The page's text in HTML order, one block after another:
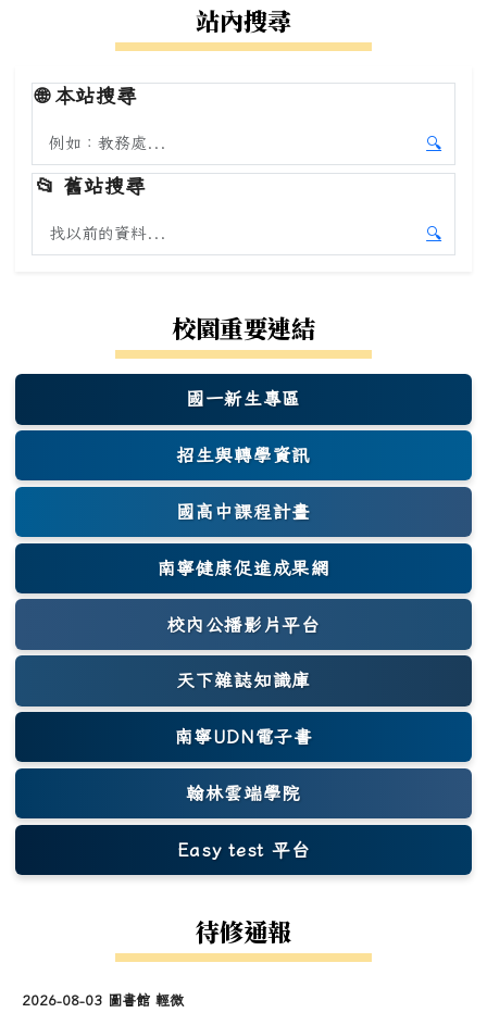
站內搜尋
🌐本站搜尋
搜尋本站內容
🔍
開始本
📂 舊站搜尋
搜尋舊站內容
🔍
開始舊
校園重要連結
國一新生專區
(另開新視窗)
招生與轉學資訊
國高中課程計畫
南寧健康促進成果網
(另開新視窗)
校內公播影片平台
天下雜誌知識庫
(另開新視窗)
南寧UDN電子書
翰林雲端學院
Easy test 平台
(另開新視窗)
待修通報
2026-08-03 圖書館 輕微